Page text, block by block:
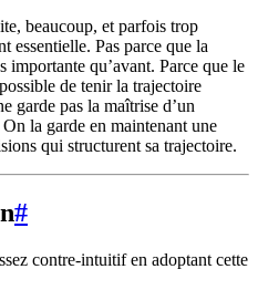
beaucoup, et parfois trop
essentielle. Pas parce que la
importante qu’avant. Parce que le
de tenir la trajectoire
garde pas la maîtrise d’un
la garde en maintenant une
qui structurent sa trajectoire.
#
contre-intuitif en adoptant cette